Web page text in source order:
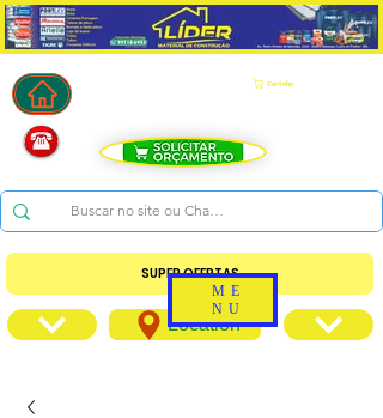
Carrinho
SUPER OFERTAS
Location
ME
NU